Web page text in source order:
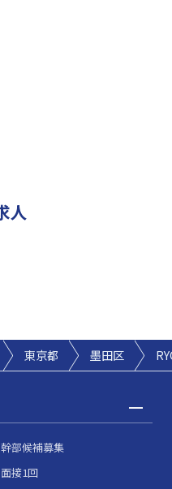
人
東京都 墨田区
幹部候補募集
面接1回